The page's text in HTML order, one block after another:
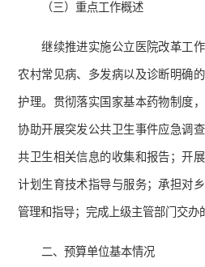
（三）重点工作概述
继续推进实施公立医院改革工
农村常见病、多发病以及诊断明确
护理。贯彻落实国家基本药物制度
协助开展突发公共卫生事件应急调
共卫生相关信息的收集和报告；开
计划生育技术指导与服务；承担对
管理和指导；完成上级主管部门交办
二、预算单位基本情况